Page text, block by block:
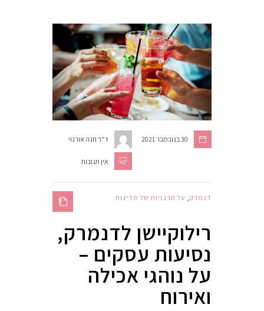
ד"ר חנה אורנוי 30 בנובמבר 2021
אין תגובות
דנמרק, על תרבויות של מדינות
רילוקיישן לדנמרק,
נסיעות עסקים –
על נוהגי אכילה
ואירוח